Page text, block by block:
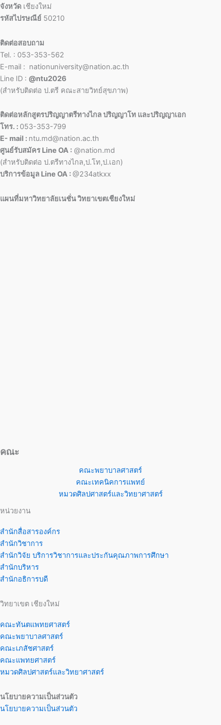
จังหวัด เชียงใหม่
รหัสไปรษณีย์ 50210
ติดต่อสอบถาม
Tel. : 053-353-562
E-mail : nationuniversity@nation.ac.th
Line ID : @ntu2026
(สำหรับติดต่อ ป.ตรี คณะสายวิทย์สุขภาพ)
ติดต่อหลักสูตรปริญญาตรีทางไกล ปริญญาโท และปริญญาเอก
โทร. : 053-353-799
E- mail : ntu.md@nation.ac.th
ศูนย์รับสมัคร Line OA : @nation.md
(สำหรับติดต่อ ป.ตรีทางไกล,ป.โท,ป.เอก)
บริการข้อมูล Line OA :@234atkxx
แผนที่มหาวิทยาลัยเนชั่น วิทยาเขตเชียงใหม่
คณะ
คณะพยาบาลศาสตร์
คณะเทคนิคการแพทย์
หมวดศิลปศาสตร์และวิทยาศาสตร์
หน่วยงาน
สำนักสื่อสารองค์กร
สำนักวิชาการ
สำนักวิจัย บริการวิชาการและประกันคุณภาพการศึกษา
สำนักบริหาร
สำนักอธิการบดี
วิทยาเขต เชียงใหม่
คณะทันตแพทยศาสตร์
คณะพยาบาลศาสตร์
คณะเภสัชศาสตร์
คณะแพทยศาสตร์
หมวดศิลปศาสตร์และวิทยาศาสตร์
นโยบายความเป็นส่วนตัว
นโยบายความเป็นส่วนตัว